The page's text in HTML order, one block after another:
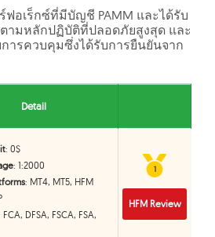
ฟอเร็กซ์ที่มีบัญชี PAMM และได้รับ
ามหลักปฏิบัติที่ปลอดภัยสูงสุด และ
การควบคุมซึ่งได้รับการยืนยันจาก
Detail
: 0$
: 1:2000
: MT4, MT5, HFM
FCA, DFSA, FSCA, FSA,
11
HFM Review